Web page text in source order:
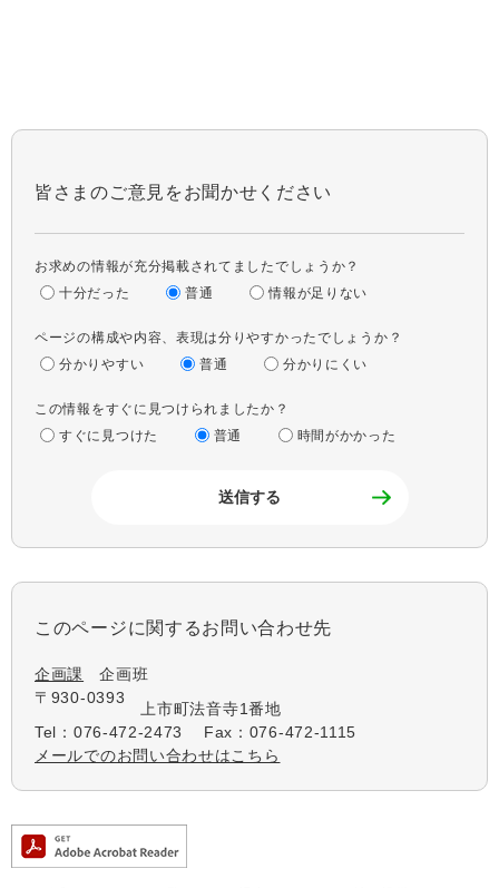
皆さまのご意見をお聞かせください
お求めの情報が充分掲載されてましたでしょうか？
十分だった
普通 情報が足りない
ページの構成や内容、表現は分りやすかったでしょうか？
分かりやすい
普通 分かりにくい
この情報をすぐに見つけられましたか？
すぐに見つけた
普通 時間がかかった
このページに関するお問い合わせ先
企画課
企画班
〒930-0393
上市町法音寺1番地
Tel：076-472-2473
Fax：076-472-1115
メールでのお問い合わせはこちら